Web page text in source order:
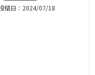
稿日 2024/07/18